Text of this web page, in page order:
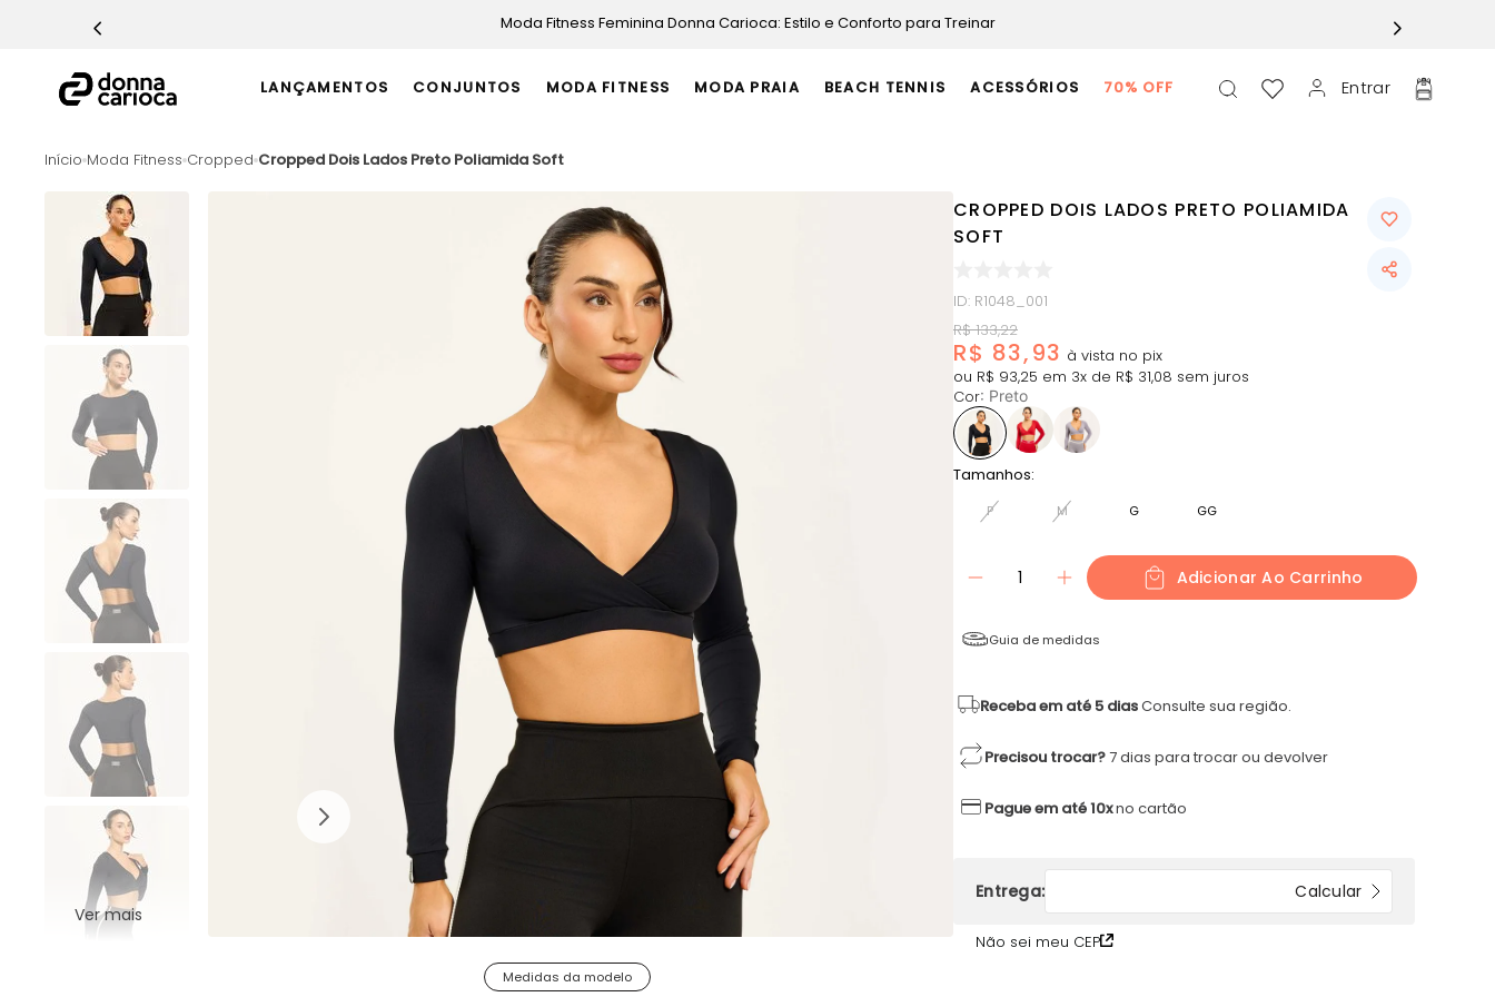
Moda Fitness Feminina Donna Carioca: Estilo e Conforto para Treinar
LANÇAMENTOS CONJUNTOS MODA FITNESS MODA PRAIA BEACH TENNIS ACESSÓRIOS 70% OFF Entrar
Moda Fitness Cropped Cropped Dois Lados Preto Poliamida Soft
Ver mais
CROPPED DOIS LADOS PRETO POLIAMIDA
SOFT
ID: R1048_001
R$ 133,22
R$ 83,93
ou R$ 93,25 em 3x de R$ 31,08 sem juros
Cor: Preto
Tamanhos:
P M G GG
1 Adicionar Ao Carrinho
Guia de medidas
Receba em até 5 diasConsulte sua região.
Precisou trocar?7 dias para trocar ou devolver
Pague em até 10xno cartão
Não sei meu CEP
Medidas da modelo
TERMOS MAIS BUSCADOS
Macacão
Casaco
Epic Vermelho
Conjunto
Macaquinho
Ultimate Rosa
Challenge Azul